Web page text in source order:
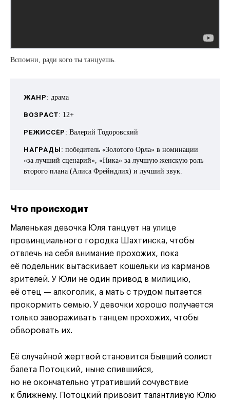
Вспомни, ради кого ты танцуешь.
ЖАНР : драма
ВОЗРАСТ: 12+
РЕЖИССЁР : Валерий Тодоровский
НАГРАДЫ : победитель «Золотого Орла» в номинации
«за лучший сценарий», «Ника» за лучшую женскую роль
второго плана (Алиса Фрейндлих) и лучший звук.
Что происходит
Маленькая девочка Юля танцует на улице
провинциального городка Шахтинска, чтобы
отвлечь на себя внимание прохожих, пока
её подельник вытаскивает кошельки из карманов
зрителей. У Юли не один привод в милицию,
её отец — алкоголик, а мать с трудом пытается
прокормить семью. У девочки хорошо получается
только завораживать танцем прохожих, чтобы
обворовать их.
Её случайной жертвой становится бывший солист
балета Потоцкий, ныне спившийся,
но не окончательно утративший сочувствие
к ближнему. Потоцкий привозит талантливую Юлю